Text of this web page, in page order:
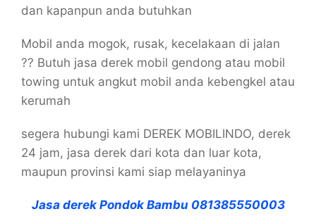
dan kapanpun anda butuhkan
Mobil anda mogok, rusak, kecelakaan di jalan
?? Butuh jasa derek mobil gendong atau mobil
towing untuk angkut mobil anda kebengkel atau
kerumah
segera hubungi kami DEREK MOBILINDO, derek
24 jam, jasa derek dari kota dan luar kota,
maupun provinsi kami siap melayaninya
Jasa derek Pondok Bambu 081385550003